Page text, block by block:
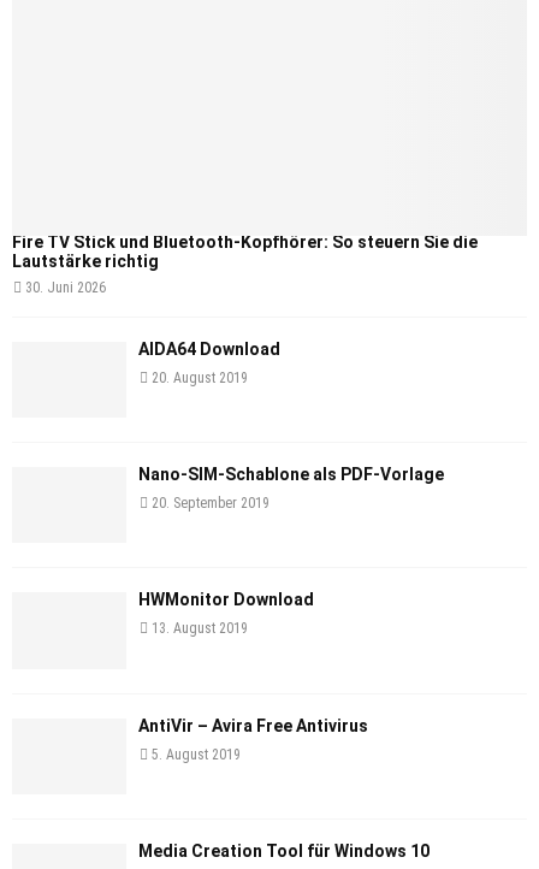
Fire TV Stick und Bluetooth-Kopfhörer: So steuern Sie die
Lautstärke richtig
30. Juni 2026
AIDA64 Download
20. August 2019
Nano-SIM-Schablone als PDF-Vorlage
20. September 2019
HWMonitor Download
13. August 2019
AntiVir – Avira Free Antivirus
5. August 2019
Media Creation Tool für Windows 10